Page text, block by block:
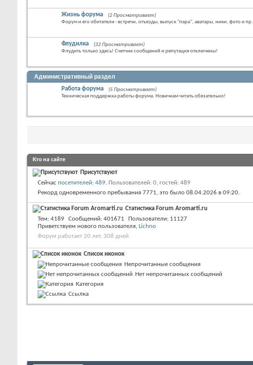
Жизнь форума
(2 Просматривает)
Форум и его обитатели - встречи, отъезды, выпуск "пара", аватары, ники, фото и пр.
Флудилка
(32 Просматривает)
Флудить только здесь! Счетчик сообщений и репутация отключены!
Административный раздел
Работа форума
(5 Просматривает)
Техническая поддержка работы форума. Новичкам читать обязательно!
Кто на сайте
Присутствуют
Сейчас посетителей: 489. Пользователей: 0, гостей: 489
Рекорд одновременного пребывания 7771, это было 08.04.2026 в 09:20.
Статистика Forum Aromarti.ru
Тем 4189 Сообщений 401671 Пользователи 11127
Приветствуем нового пользователя, Lichno
Форум работает 20 лет, 308 дней
Список иконок
Непрочитанные сообщения
Нет непрочитанных сообщений
Категория
Ссылка